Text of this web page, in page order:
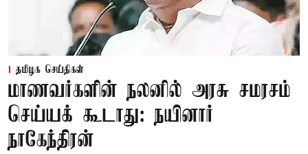
தமிழக செய்திகள்
மாணவர்களின் நலனில் அரசு சமரசம்
செய்யக் கூடாது: நயினார்
நாகேந்திரன்